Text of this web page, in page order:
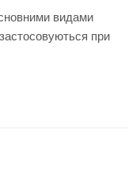
видами
при